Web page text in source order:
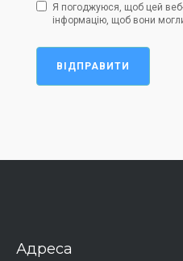
Я погоджуюся, щоб цей
інформацію, щоб вони
ВІДПРАВИТИ
Адреса